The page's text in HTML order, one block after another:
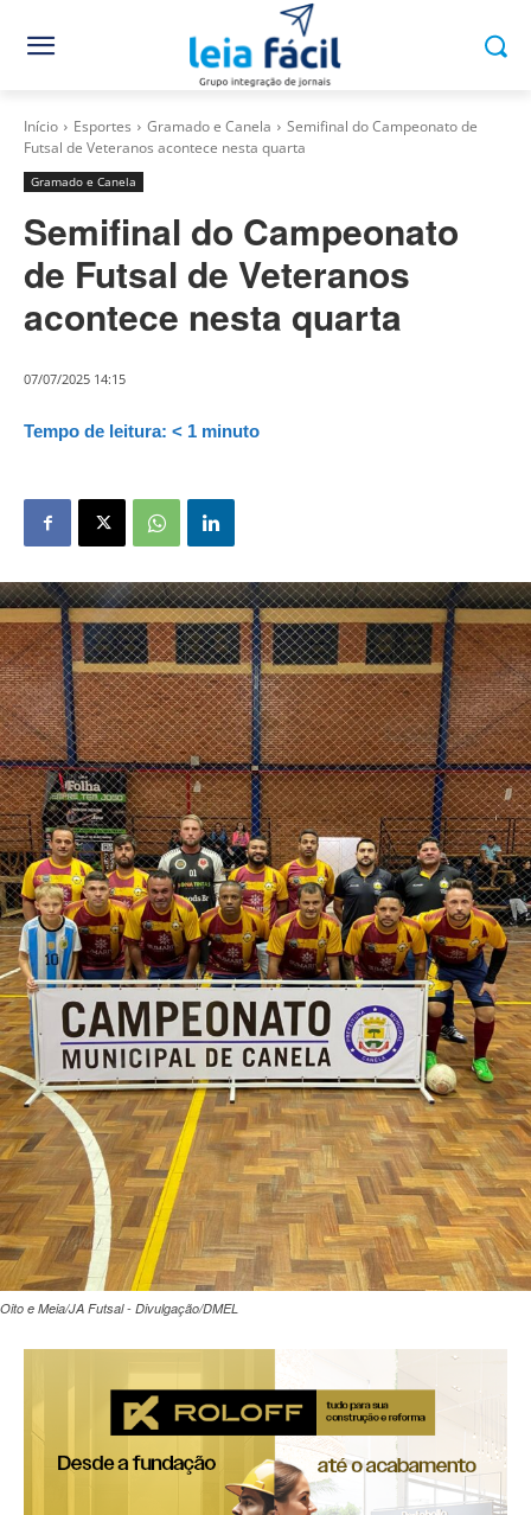
Início Esportes Gramado e Canela
Semifinal do Campeonato de
Futsal de Veteranos acontece nesta quarta
Gramado e Canela
Semifinal do Campeonato
de Futsal de Veteranos
acontece nesta quarta
07/07/2025 14:15
Tempo de leitura: < 1 minuto
Oito e Meia/JA Futsal - Divulgação/DMEL